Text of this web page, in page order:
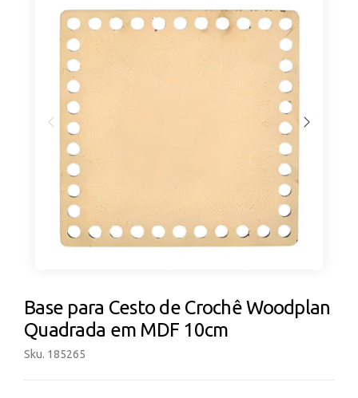
Base para Cesto de Crochê Woodplan
Quadrada em MDF 10cm
Sku. 185265